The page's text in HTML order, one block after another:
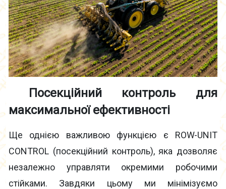
Посекційний контрольдля
максимальної ефективності
Ще однією важливою функцією є ROW-UNIT
CONTROL (посекційний контроль), яка дозволяє
незалежно управляти окремими робочими
стійками. Завдяки цьому ми мінімізуємо